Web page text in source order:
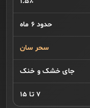
حدود ۶ ماه
سحر سان
جای خشک و خنک
۷ تا ۱۵